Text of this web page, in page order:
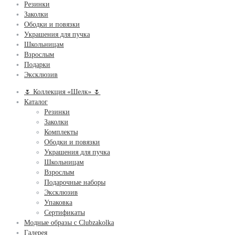
Резинки
Заколки
Ободки и повязки
Украшения для пучка
Школьницам
Взрослым
Подарки
Эксклюзив
🌷 Коллекция «Шелк» 🌷
Каталог
Резинки
Заколки
Комплекты
Ободки и повязки
Украшения для пучка
Школьницам
Взрослым
Подарочные наборы
Эксклюзив
Упаковка
Сертификаты
Модные образы с Clubzakolka
Галерея